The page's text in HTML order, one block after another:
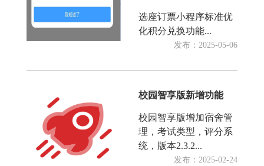
选座订票小程序标准优
化积分兑换功能...
发布：2025-05-06
校园智享版新增功能
校园智享版增加宿舍管
理，考试类型，评分系
统，版本2.3.2...
发布：2025-02-24